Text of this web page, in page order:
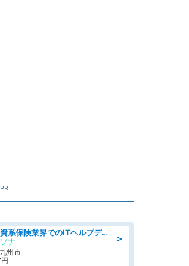
PR
＞
8月開始/外資系保険業界でのITヘルプデスク業務/駅近/即日勤務可/ヘルプデスク
ナ
州市